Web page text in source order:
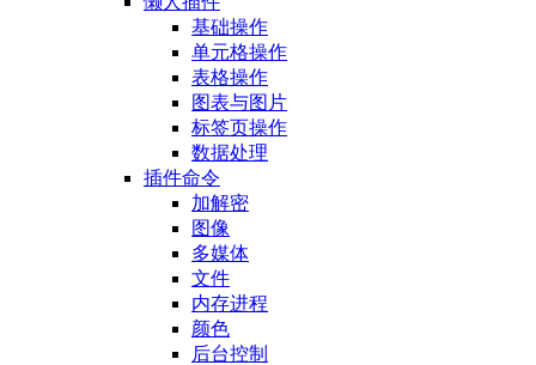
基础操作
单元格操作
表格操作
图表与图片
标签页操作
数据处理
插件命令
加解密
图像
多媒体
文件
内存进程
颜色
后台控制